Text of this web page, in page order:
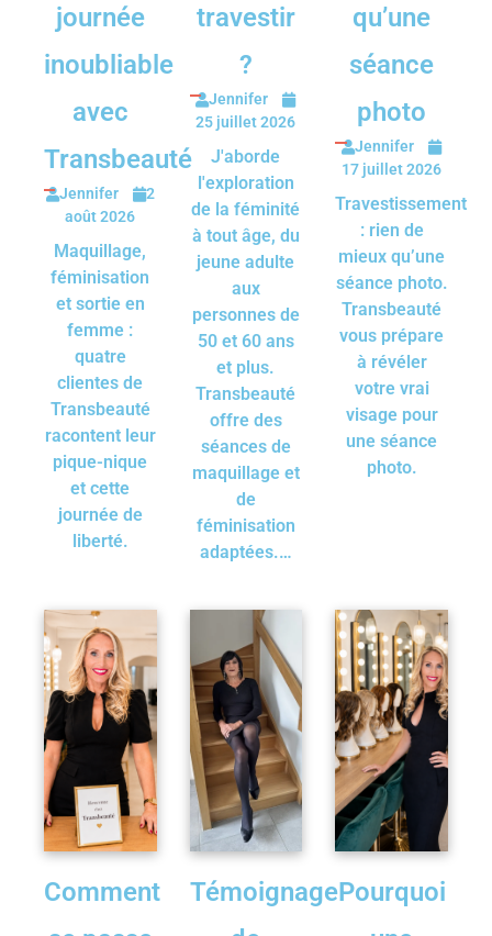
journée
inoubliable
avec
Transbeauté
Jennifer
2
août 2026
Maquillage,
féminisation
et sortie en
femme :
quatre
clientes de
Transbeauté
racontent leur
pique-nique
et cette
journée de
liberté.
travestir
?
Jennifer
25 juillet 2026
J'aborde
l'exploration
de la féminité
à tout âge, du
jeune adulte
aux
personnes de
50 et 60 ans
et plus.
Transbeauté
offre des
séances de
maquillage et
de
féminisation
adaptées.…
qu’une
séance
photo
Jennifer
17 juillet 2026
Travestissement
: rien de
mieux qu’une
séance photo.
Transbeauté
vous prépare
à révéler
votre vrai
visage pour
une séance
photo.
Comment
TémoignagePourquoi